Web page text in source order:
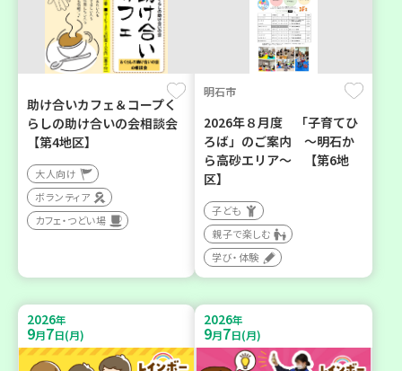
助け合いカフェ＆コープく
らしの助け合いの会相談会
【第4地区】
大人向け
ボランティア
カフェ・つどい場
明石市
2026年８月度 「子育てひ
ろば」のご案内 ～明石か
ら高砂エリア～ 【第6地
区】
子ども
親子で楽しむ
学び・体験
2026年
9月7日(月)
2026年
9月7日(月)